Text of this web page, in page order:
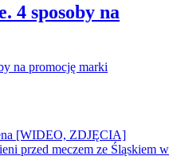
4 sposoby na
[WIDEO, ZDJĘCIA]
przed meczem ze Śląskiem w